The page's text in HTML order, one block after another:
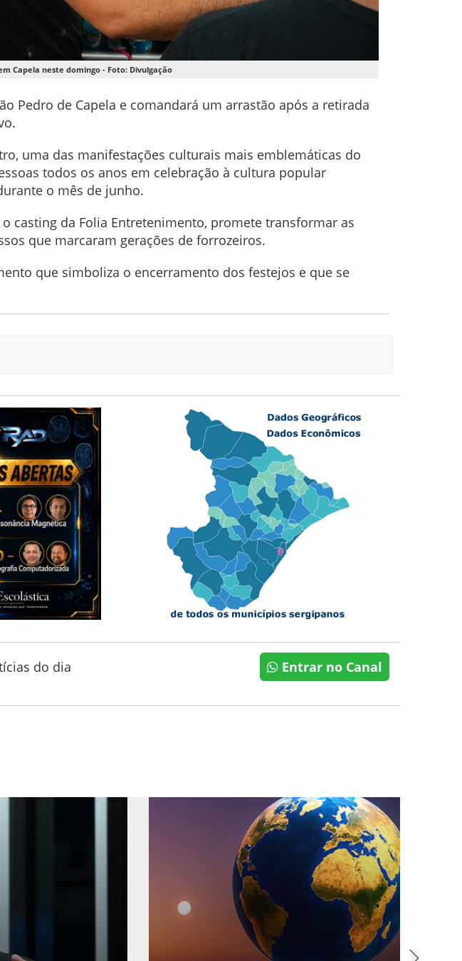
Capela neste domingo - Foto: Divulgação
Pedro de Capela e comandará um arrastão após a retirada
uma das manifestações culturais mais emblemáticas do
todos os anos em celebração à cultura popular
o mês de junho.
casting da Folia Entretenimento, promete transformar as
que marcaram gerações de forrozeiros.
que simboliza o encerramento dos festejos e que se
do dia Entrar no Canal